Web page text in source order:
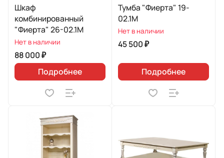
Шкаф
комбинированный
"Фиерта" 26-02.1М
Нет в наличии
88 000 ₽
Подробнее
Тумба "Фиерта" 19-
02.1М
Нет в наличии
45 500 ₽
Подробнее